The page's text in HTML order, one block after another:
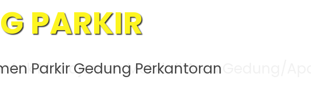
GATE PARKING
Manajemen Mobil di Area Gedung/